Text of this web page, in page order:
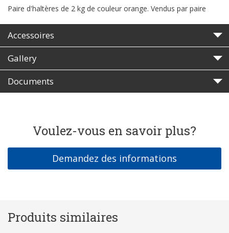
Paire d'haltères de 2 kg de couleur orange. Vendus par paire
Accessoires
Gallery
Documents
Voulez-vous en savoir plus?
Demandez des informations
Produits similaires